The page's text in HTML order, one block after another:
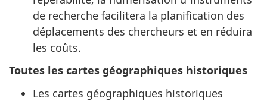
de recherche facilitera la planification des
déplacements des chercheurs et en réduira
les coûts.
Toutes les cartes géographiques historiques
Les cartes géographiques historiques